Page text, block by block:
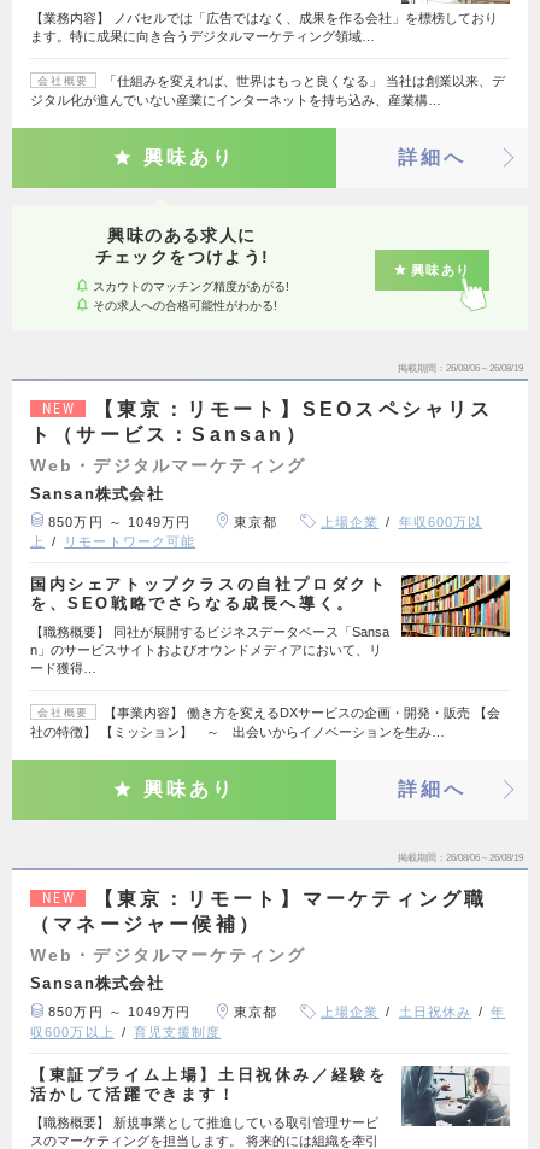
【業務内容】 ノバセルでは「広告ではなく、成果を作る会社」を標榜しており
ます。特に成果に向き合うデジタルマーケティング領域…
会社概要
「仕組みを変えれば、世界はもっと良くなる」 当社は創業以来、デ
ジタル化が進んでいない産業にインターネットを持ち込み、産業構…
興味あり 詳細へ
興味のある求人に
チェックをつけよう!
スカウトのマッチング精度があがる!
その求人への合格可能性がわかる!
興味あり
掲載期間 26/08/06～26/08/19
NEW
【東京：リモート】SEOスペシャリス
ト（サービス：Sansan）
Web・デジタルマーケティング
Sansan株式会社
850万円 ～ 1049万円 東京都 上場企業
年収600万以
上
リモートワーク可能
国内シェアトップクラスの自社プロダクト
を、SEO戦略でさらなる成長へ導く。
【職務概要】 同社が展開するビジネスデータベース「Sansa
n」のサービスサイトおよびオウンドメディアにおいて、リ
ード獲得…
会社概要
【事業内容】 働き方を変えるDXサービスの企画・開発・販売 【会
社の特徴】 【ミッション】 ～ 出会いからイノベーションを生み…
興味あり 詳細へ
掲載期間 26/08/06～26/08/19
NEW
【東京：リモート】マーケティング職
（マネージャー候補）
Web・デジタルマーケティング
Sansan株式会社
850万円 ～ 1049万円 東京都 上場企業 土日祝休み
年
収600万以上
育児支援制度
【東証プライム上場】土日祝休み／経験を
活かして活躍できます！
【職務概要】 新規事業として推進している取引管理サービ
スのマーケティングを担当します。 将来的には組織を牽引